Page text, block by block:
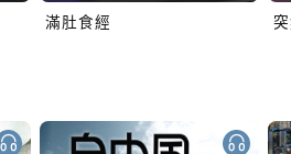
滿肚食經